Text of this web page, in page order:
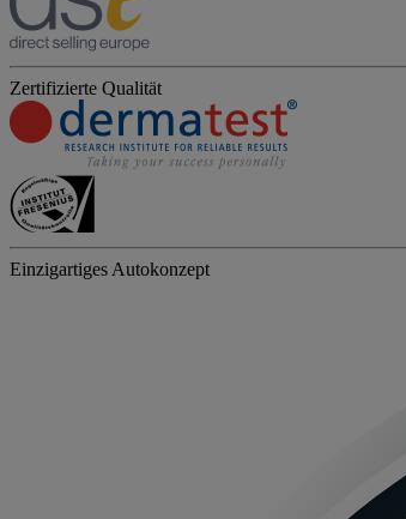
Zertifizierte Qualität
Einzigartiges Autokonzept